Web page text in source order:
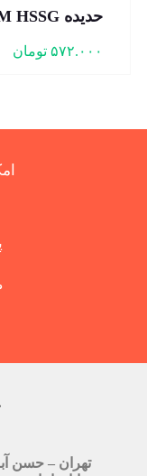
حدیده TAM HSSG سایز M۵ × ۰.۸
۵۷۲.۰۰۰ تومان
تهران – حسن